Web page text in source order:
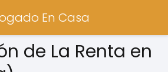
En Casa
de La Renta en